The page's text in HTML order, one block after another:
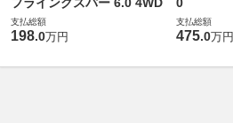
支払総額
198.0万円
支払総額
475.0万円